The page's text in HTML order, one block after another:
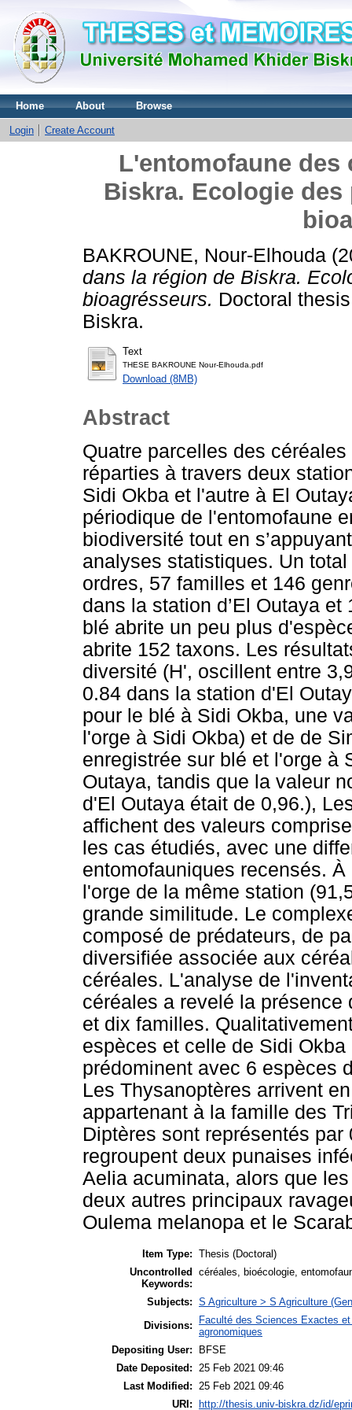
Home About Browse
Login Create Account
L'entomofaune des
Biskra. Ecologie
BAKROUNE, Nour-Elhouda
dans la région de Biskra.
bioagrésseurs. Doctoral
Biskra.
Text
THESE BAKROUNE Nour-Elhouda.pdf
Download (8MB)
Abstract
Quatre parcelles des
réparties à travers deux
Sidi Okba et l'autre à El
périodique de l'entomofaune
biodiversité tout en
analyses statistiques. Un
ordres, 57 familles et 146
dans la station d’El Outaya
blé abrite un peu plus
abrite 152 taxons. Les
diversité (H', oscillent entre
0.84 dans la station d'El
pour le blé à Sidi Okba, une
l'orge à Sidi Okba) et de de
enregistrée sur blé et l'orge à
Outaya, tandis que la valeur
d'El Outaya était de 0,96.),
affichent des valeurs
les cas étudiés, avec une
entomofauniques recensés.
l'orge de la même station
grande similitude. Le
composé de prédateurs, de
diversifiée associée aux
céréales. L'analyse de
céréales a revelé la
et dix familles.
espèces et celle de Sidi
prédominent avec 6 espèces
Les Thysanoptères arrivent
appartenant à la famille des
Diptères sont représentés
regroupent deux punaises
Aelia acuminata, alors que
deux autres principaux
Oulema melanopa et le
Item Type: Thesis (Doctoral)
Uncontrolled
Keywords:
céréales, bioécologie,
Subjects: S Agriculture > S Agriculture
Divisions:
Faculté des Sciences Exactes
agronomiques
Depositing User:
BFSE
Date Deposited:
25 Feb 2021 09:46
Last Modified:
25 Feb 2021 09:46
URI:
http://thesis.univ-biskra.dz/id/